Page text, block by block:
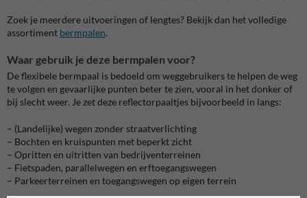
Zoek je meerdere uitvoeringen of lengtes? Bekijk dan het volledige
assortiment bermpalen.
Waar gebruik je deze bermpalen voor?
De flexibele bermpaal is bedoeld om weggebruikers te helpen de weg
te volgen en gevaarlijke punten beter te zien, vooral in het donker of
bij slecht weer. Je zet deze reflectorpaaltjes bijvoorbeeld in langs:
– (Landelijke) wegen zonder straatverlichting
– Bochten en kruispunten met beperkt zicht
– Opritten en uitritten van bedrijventerreinen
– Fietspaden, parallelwegen en erftoegangswegen
– Parkeerterreinen en toegangswegen op eigen terrein